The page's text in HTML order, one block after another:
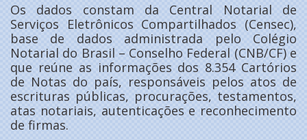
Os dados constam da Central Notarial de
Serviços Eletrônicos Compartilhados (Censec),
base de dados administrada pelo Colégio
Notarial do Brasil – Conselho Federal (CNB/CF) e
que reúne as informações dos 8.354 Cartórios
de Notas do país, responsáveis pelos atos de
escrituras públicas, procurações, testamentos,
atas notariais, autenticações e reconhecimento
de firmas.